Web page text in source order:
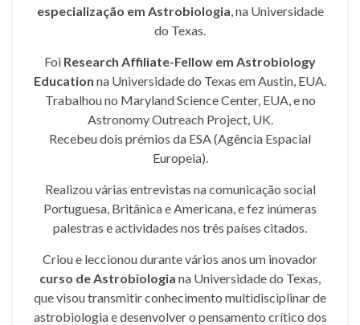
especialização em Astrobiologia , na Universidade
do Texas.
Foi Research Affiliate-Fellow em Astrobiology
Education na Universidade do Texas em Austin, EUA.
Trabalhou no Maryland Science Center, EUA, e no
Astronomy Outreach Project, UK.
Recebeu dois prémios da ESA (Agência Espacial
Europeia).
Realizou várias entrevistas na comunicação social
Portuguesa, Britânica e Americana, e fez inúmeras
palestras e actividades nos três países citados.
Criou e leccionou durante vários anos um inovador
curso de Astrobiologia na Universidade do Texas,
que visou transmitir conhecimento multidisciplinar de
astrobiologia e desenvolver o pensamento crítico dos